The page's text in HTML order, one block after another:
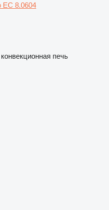
EC 8.0604
печь